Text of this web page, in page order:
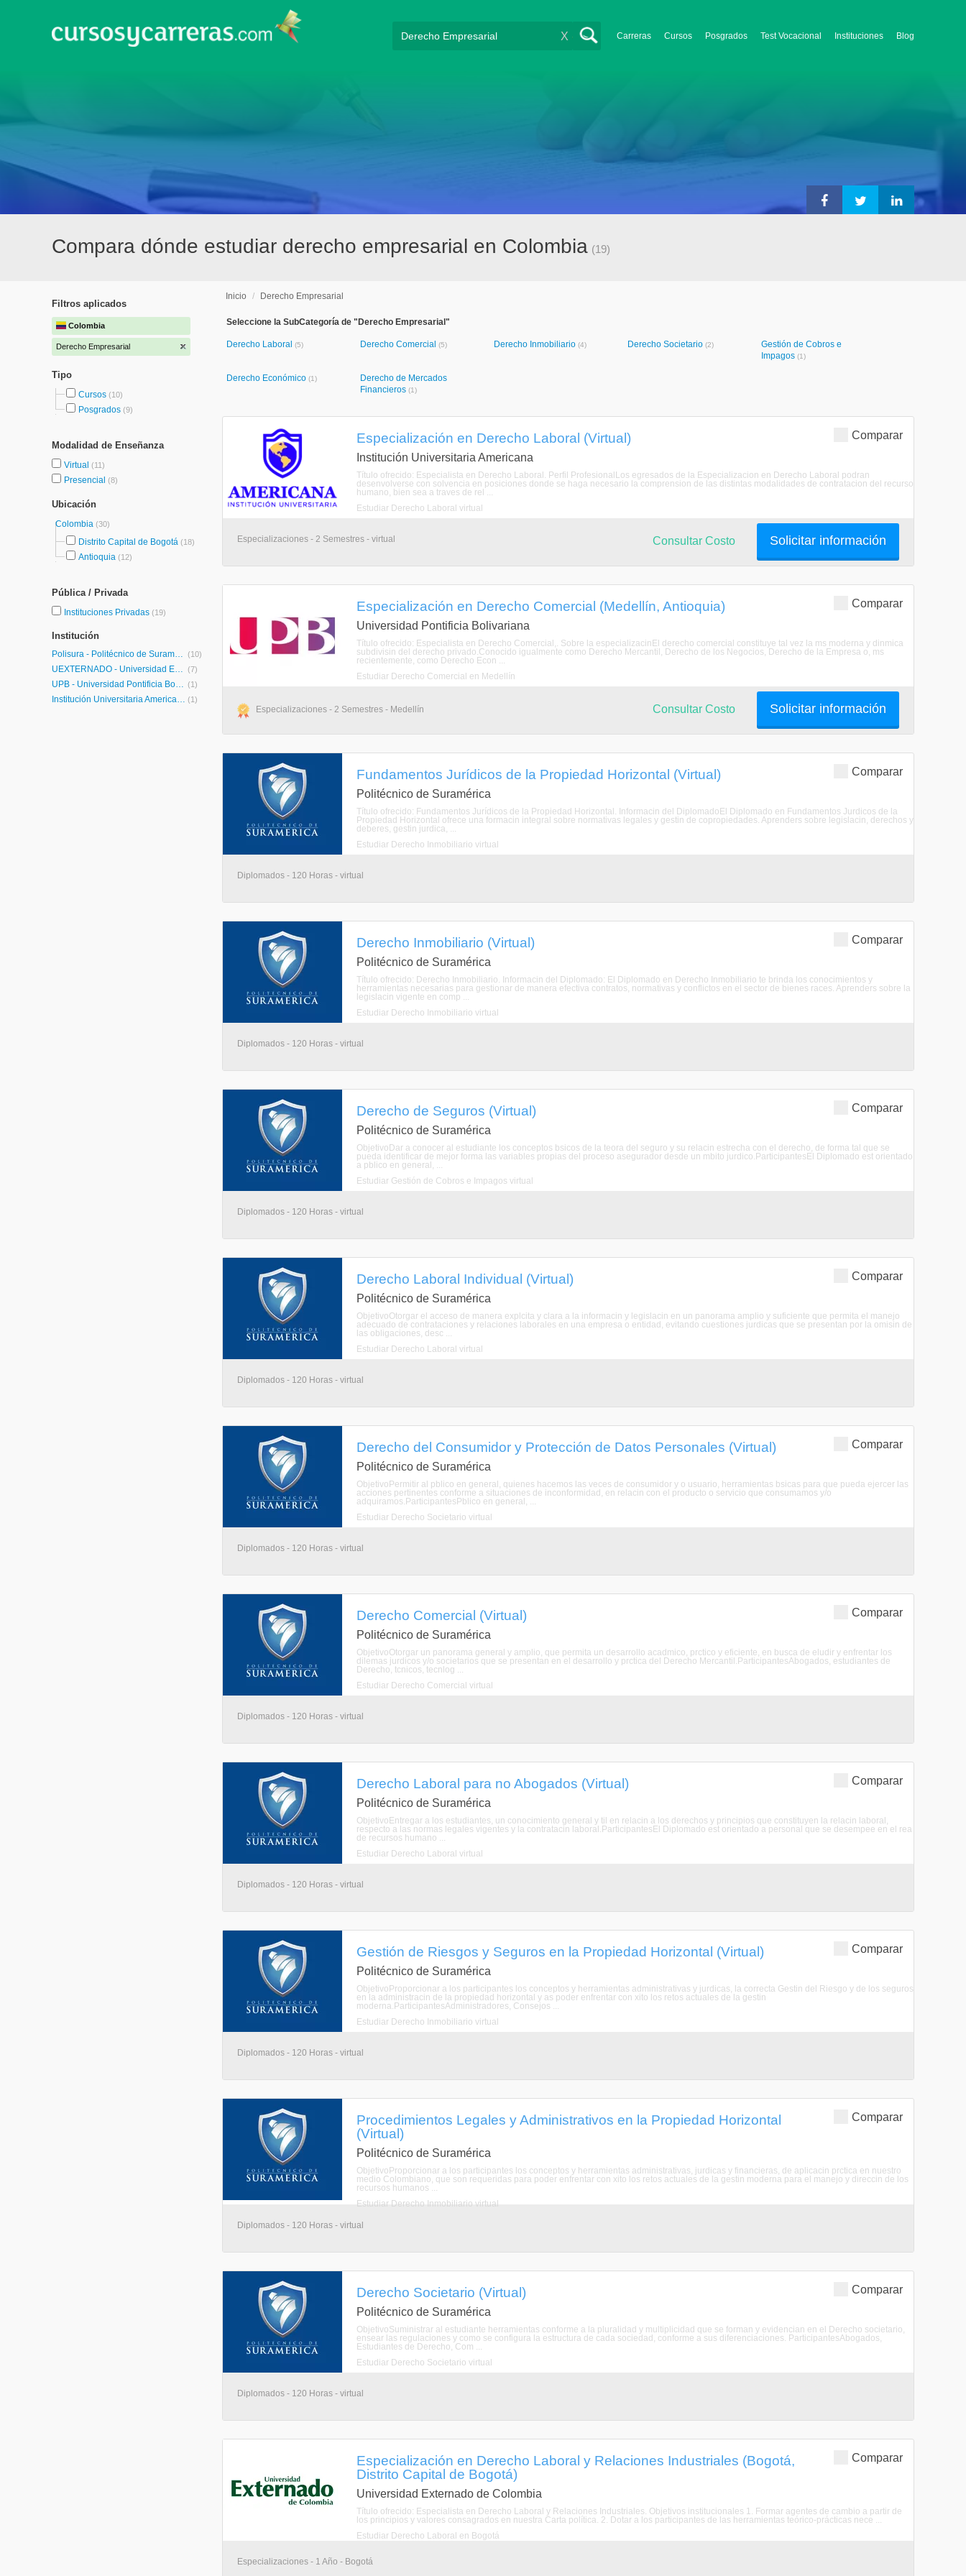
Carreras Cursos Posgrados Test Vocacional Instituciones Blog
X
Compara dónde estudiar derecho empresarial en Colombia (19)
Filtros aplicados
Colombia
Derecho Empresarial
Tipo
Cursos (10)
Posgrados (9)
Modalidad de Enseñanza
Virtual (11)
Presencial (8)
Ubicación
Colombia (30)
Distrito Capital de Bogotá (18)
Antioquia (12)
Pública / Privada
Instituciones Privadas (19)
Institución
Polisura - Politécnico de Suramérica (10)
UEXTERNADO - Universidad Externado de Colombia (7)
UPB - Universidad Pontificia Bolivariana (1)
Institución Universitaria Americana (1)
Inicio / Derecho Empresarial
Seleccione la SubCategoría de "Derecho Empresarial"
Derecho Laboral (5) Derecho Comercial (5) Derecho Inmobiliario (4) Derecho Societario (2)
Gestión de Cobros e
Impagos (1)
Derecho Económico (1)
Derecho de Mercados
Financieros (1)
Comparar
Especialización en Derecho Laboral (Virtual)
Institución Universitaria Americana
Título ofrecido: Especialista en Derecho Laboral. Perfil ProfesionalLos egresados de la Especializacion en Derecho Laboral podran
desenvolverse con solvencia en posiciones donde se haga necesario la comprension de las distintas modalidades de contratacion del recurso
humano, bien sea a traves de rel ...
Estudiar Derecho Laboral virtual
Especializaciones - 2 Semestres - virtual Solicitar información
Consultar Costo
Comparar
Especialización en Derecho Comercial (Medellín, Antioquia)
Universidad Pontificia Bolivariana
Título ofrecido: Especialista en Derecho Comercial,. Sobre la especializacinEl derecho comercial constituye tal vez la ms moderna y dinmica
subdivisin del derecho privado.Conocido igualmente como Derecho Mercantil, Derecho de los Negocios, Derecho de la Empresa o, ms
recientemente, como Derecho Econ ...
Estudiar Derecho Comercial en Medellín
Especializaciones - 2 Semestres - Medellín Solicitar información
Consultar Costo
Comparar
Fundamentos Jurídicos de la Propiedad Horizontal (Virtual)
Politécnico de Suramérica
Título ofrecido: Fundamentos Jurídicos de la Propiedad Horizontal. Informacin del DiplomadoEl Diplomado en Fundamentos Jurdicos de la
Propiedad Horizontal ofrece una formacin integral sobre normativas legales y gestin de copropiedades. Aprenders sobre legislacin, derechos y
deberes, gestin jurdica, ...
Estudiar Derecho Inmobiliario virtual
Diplomados - 120 Horas - virtual
Comparar
Derecho Inmobiliario (Virtual)
Politécnico de Suramérica
Título ofrecido: Derecho Inmobiliario. Informacin del Diplomado: El Diplomado en Derecho Inmobiliario te brinda los conocimientos y
herramientas necesarias para gestionar de manera efectiva contratos, normativas y conflictos en el sector de bienes races. Aprenders sobre la
legislacin vigente en comp ...
Estudiar Derecho Inmobiliario virtual
Diplomados - 120 Horas - virtual
Comparar
Derecho de Seguros (Virtual)
Politécnico de Suramérica
ObjetivoDar a conocer al estudiante los conceptos bsicos de la teora del seguro y su relacin estrecha con el derecho, de forma tal que se
pueda identificar de mejor forma las variables propias del proceso asegurador desde un mbito jurdico.ParticipantesEl Diplomado est orientado
a pblico en general, ...
Estudiar Gestión de Cobros e Impagos virtual
Diplomados - 120 Horas - virtual
Comparar
Derecho Laboral Individual (Virtual)
Politécnico de Suramérica
ObjetivoOtorgar el acceso de manera explcita y clara a la informacin y legislacin en un panorama amplio y suficiente que permita el manejo
adecuado de contrataciones y relaciones laborales en una empresa o entidad, evitando cuestiones jurdicas que se presentan por la omisin de
las obligaciones, desc ...
Estudiar Derecho Laboral virtual
Diplomados - 120 Horas - virtual
Comparar
Derecho del Consumidor y Protección de Datos Personales (Virtual)
Politécnico de Suramérica
ObjetivoPermitir al pblico en general, quienes hacemos las veces de consumidor y o usuario, herramientas bsicas para que pueda ejercer las
acciones pertinentes conforme a situaciones de inconformidad, en relacin con el producto o servicio que consumamos y/o
adquiramos.ParticipantesPblico en general, ...
Estudiar Derecho Societario virtual
Diplomados - 120 Horas - virtual
Comparar
Derecho Comercial (Virtual)
Politécnico de Suramérica
ObjetivoOtorgar un panorama general y amplio, que permita un desarrollo acadmico, prctico y eficiente, en busca de eludir y enfrentar los
dilemas jurdicos y/o societarios que se presentan en el desarrollo y prctica del Derecho Mercantil.ParticipantesAbogados, estudiantes de
Derecho, tcnicos, tecnlog ...
Estudiar Derecho Comercial virtual
Diplomados - 120 Horas - virtual
Comparar
Derecho Laboral para no Abogados (Virtual)
Politécnico de Suramérica
ObjetivoEntregar a los estudiantes, un conocimiento general y til en relacin a los derechos y principios que constituyen la relacin laboral,
respecto a las normas legales vigentes y la contratacin laboral.ParticipantesEl Diplomado est orientado a personal que se desempee en el rea
de recursos humano ...
Estudiar Derecho Laboral virtual
Diplomados - 120 Horas - virtual
Comparar
Gestión de Riesgos y Seguros en la Propiedad Horizontal (Virtual)
Politécnico de Suramérica
ObjetivoProporcionar a los participantes los conceptos y herramientas administrativas y jurdicas, la correcta Gestin del Riesgo y de los seguros
en la administracin de la propiedad horizontal y as poder enfrentar con xito los retos actuales de la gestin
moderna.ParticipantesAdministradores, Consejos ...
Estudiar Derecho Inmobiliario virtual
Diplomados - 120 Horas - virtual
Comparar
Procedimientos Legales y Administrativos en la Propiedad Horizontal
(Virtual)
Politécnico de Suramérica
ObjetivoProporcionar a los participantes los conceptos y herramientas administrativas, jurdicas y financieras, de aplicacin prctica en nuestro
medio Colombiano, que son requeridas para poder enfrentar con xito los retos actuales de la gestin moderna para el manejo y direccin de los
recursos humanos ...
Estudiar Derecho Inmobiliario virtual
Diplomados - 120 Horas - virtual
Comparar
Derecho Societario (Virtual)
Politécnico de Suramérica
ObjetivoSuministrar al estudiante herramientas conforme a la pluralidad y multiplicidad que se forman y evidencian en el Derecho societario,
ensear las regulaciones y como se configura la estructura de cada sociedad, conforme a sus diferenciaciones. ParticipantesAbogados,
Estudiantes de Derecho, Com ...
Estudiar Derecho Societario virtual
Diplomados - 120 Horas - virtual
Comparar
Especialización en Derecho Laboral y Relaciones Industriales (Bogotá,
Distrito Capital de Bogotá)
Universidad Externado de Colombia
Título ofrecido: Especialista en Derecho Laboral y Relaciones Industriales. Objetivos institucionales 1. Formar agentes de cambio a partir de
los principios y valores consagrados en nuestra Carta política. 2. Dotar a los participantes de las herramientas teórico-prácticas nece ...
Estudiar Derecho Laboral en Bogotá
Especializaciones - 1 Año - Bogotá